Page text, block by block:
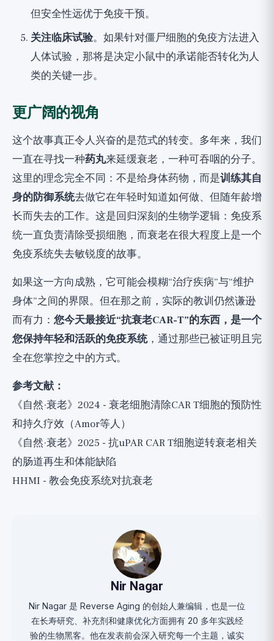
但安全性远优于免疫干预。
关注临床试验。如果针对僵尸细胞的免疫方法进入
人体试验，那将是决定小鼠中的承诺能否转化为人
类的关键一步。
更广阔的视角
这个故事真正令人兴奋的是范式的转变。多年来，我们
一直在寻找一种药丸来延缓衰老，一种可吞咽的分子。
这里的理念完全不同：不是给身体药物，而是训练其自
身的防御系统去做它在年轻时知道如何做、但随年龄增
长而失去的工作。这是回归深刻的生物学逻辑：免疫系
统一直负责清除受损细胞，而衰老在很大程度上是一个
免疫系统失去敏锐度的故事。
如果这一方向成熟，它可能会模糊“治疗疾病”与“维护
身体”之间的界限。但在那之前，实际的教训仍然谦逊
而有力： 您今天最接近“抗衰老CAR-T”的东西，是一个
您保持年轻和活跃的免疫系统，通过那些已被证明且完
全在您掌控之中的方式。
参考文献：
《自然·衰老》2024 - 衰老细胞清除CAR T细胞的预防性
和持久疗效（Amor等人）
《自然·衰老》2025 - 抗uPAR CAR T细胞逆转衰老相关
的肠道再生和体能缺陷
HHMI - 教会免疫系统对抗衰老
Nir Nagar
Nir Nagar 是 Reverse Aging 的创始人兼编辑，也是一位
在长寿研究、补充剂和健康优化方面拥有 20 多年实践经
验的生物黑客。他在发表前会深入研究每一个主题，诚实